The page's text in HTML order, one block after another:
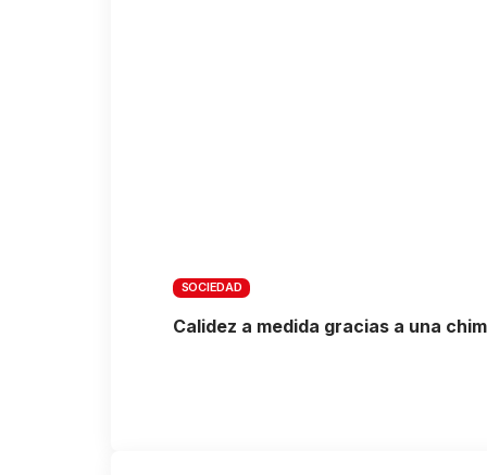
SOCIEDAD
Calidez a medida gracias a una